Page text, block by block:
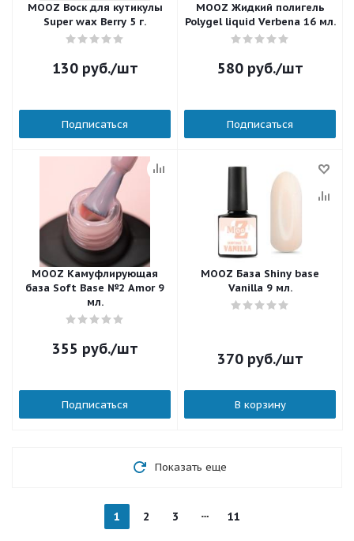
MOOZ Воск для кутикулы
Super wax Berry 5 г.
130руб./шт
Подписаться
MOOZ Жидкий полигель
Polygel liquid Verbena 16 мл.
580руб./шт
Подписаться
MOOZ Камуфлирующая
база Soft Base №2 Amor 9
мл.
355 руб./шт
Подписаться
MOOZ База Shiny base
Vanilla 9 мл.
370руб./шт
В корзину
Показать еще
1 2 3 11